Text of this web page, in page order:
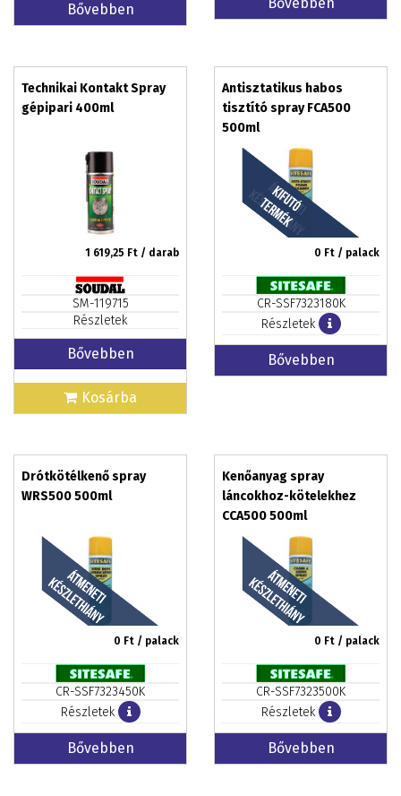
Bővebben
Technikai Kontakt Spray
gépipari 400ml
1 619,25 Ft / darab
SM-119715
Részletek
Bővebben
Kosárba
Antisztatikus habos
tisztító spray FCA500
500ml
0 Ft / palack
CR-SSF7323180K
Részletek
Bővebben
Drótkötélkenő spray
WRS500 500ml
0 Ft / palack
CR-SSF7323450K
Részletek
Bővebben
Kenőanyag spray
láncokhoz-kötelekhez
CCA500 500ml
0 Ft / palack
CR-SSF7323500K
Részletek
Bővebben